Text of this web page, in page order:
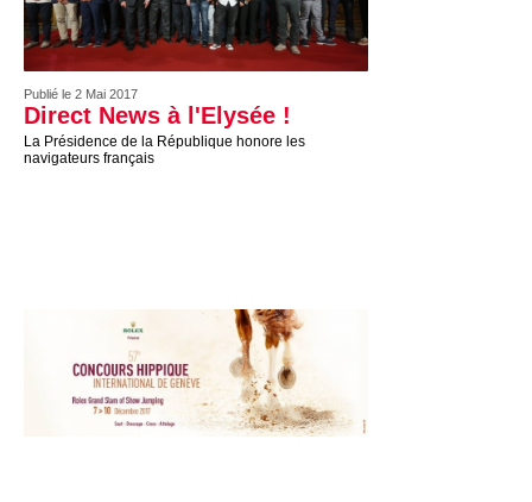
Publié le 2 Mai 2017
Direct News à l'Elysée !
La Présidence de la République honore les
navigateurs français